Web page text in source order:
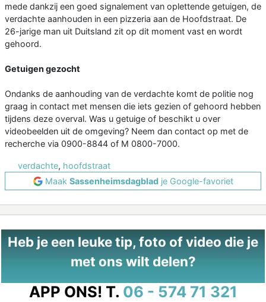
mede dankzij een goed signalement van oplettende getuigen, de
verdachte aanhouden in een pizzeria aan de Hoofdstraat. De
26-jarige man uit Duitsland zit op dit moment vast en wordt
gehoord.
Getuigen gezocht
Ondanks de aanhouding van de verdachte komt de politie nog
graag in contact met mensen die iets gezien of gehoord hebben
tijdens deze overval. Was u getuige of beschikt u over
videobeelden uit de omgeving? Neem dan contact op met de
recherche via 0900-8844 of M 0800-7000.
verdachte, hoofdstraat
Maak Sassenheimsdagbladje Google-favoriet
Heb je een leuke tip, foto of video die je
met ons wilt delen?
APP ONS! T. 06 - 574 71 321